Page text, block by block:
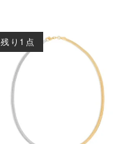
残り1点